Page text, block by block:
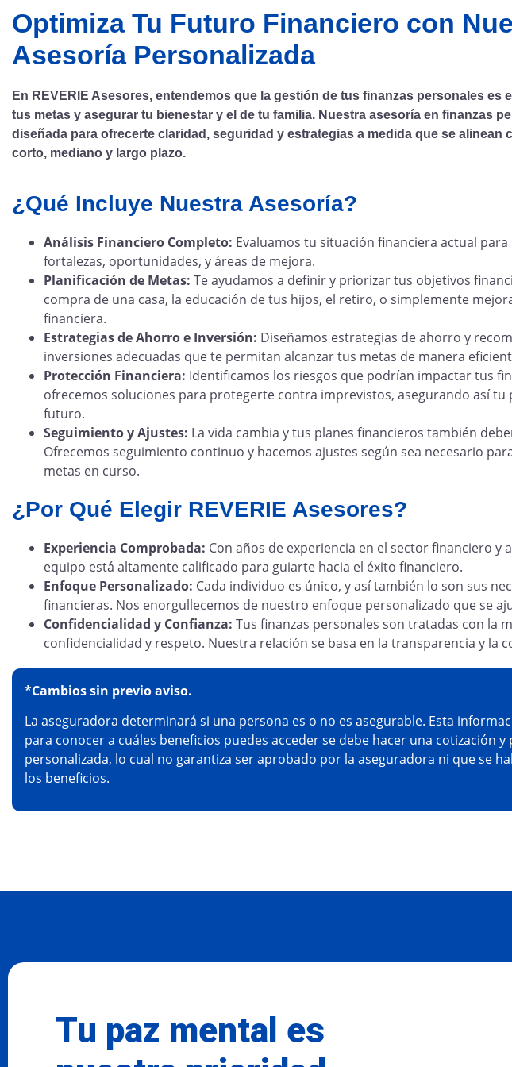
Optimiza Tu Futuro Financiero con
Asesoría Personalizada
En REVERIE Asesores, entendemos que la gestión de tus finanzas personales es
tus metas y asegurar tu bienestar y el de tu familia. Nuestra asesoría en finanzas
diseñada para ofrecerte claridad, seguridad y estrategias a medida que se alinean
corto, mediano y largo plazo.
¿Qué Incluye Nuestra Asesoría?
Análisis Financiero Completo: Evaluamos tu situación financiera actual
fortalezas, oportunidades, y áreas de mejora.
Planificación de Metas: Te ayudamos a definir y priorizar tus objetivos
compra de una casa, la educación de tus hijos, el retiro, o simplemente
financiera.
Estrategias de Ahorro e Inversión: Diseñamos estrategias de ahorro y
inversiones adecuadas que te permitan alcanzar tus metas de manera
Protección Financiera: Identificamos los riesgos que podrían impactar tus
ofrecemos soluciones para protegerte contra imprevistos, asegurando así
futuro.
Seguimiento y Ajustes: La vida cambia y tus planes financieros también
Ofrecemos seguimiento continuo y hacemos ajustes según sea necesario
metas en curso.
¿Por Qué Elegir REVERIE Asesores?
Experiencia Comprobada: Con años de experiencia en el sector financiero y
equipo está altamente calificado para guiarte hacia el éxito financiero.
Enfoque Personalizado: Cada individuo es único, y así también lo son sus
financieras. Nos enorgullecemos de nuestro enfoque personalizado que se
Confidencialidad y Confianza: Tus finanzas personales son tratadas con la
confidencialidad y respeto. Nuestra relación se basa en la transparencia y la
*Cambios sin previo aviso.
La aseguradora determinará si una persona es o no es asegurable. Esta
para conocer a cuáles beneficios puedes acceder se debe hacer una cotización y
personalizada, lo cual no garantiza ser aprobado por la aseguradora ni que se
los beneficios.
Tu paz mental es